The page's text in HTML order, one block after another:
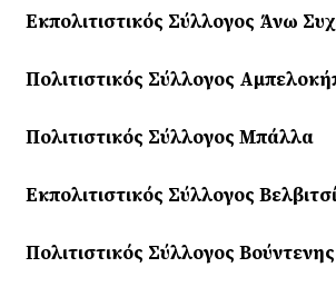
Εκπολιτιστικός Σύλλογος Άνω
Πολιτιστικός Σύλλογος
Πολιτιστικός Σύλλογος Μπάλλα
Εκπολιτιστικός Σύλλογος
Πολιτιστικός Σύλλογος Βούντενης